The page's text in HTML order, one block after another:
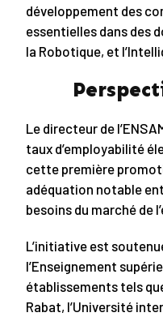
développement des
essentielles dans des
la Robotique, et
Le directeur de
taux d’employabilité
cette première
adéquation notable
besoins du marché de
L’initiative est
l’Enseignement
établissements tels
Rabat, l’Université